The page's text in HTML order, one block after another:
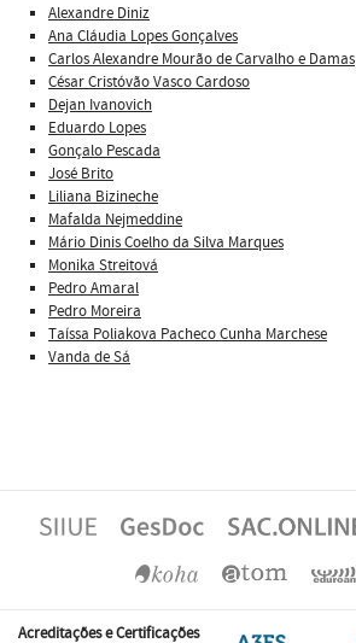
Alexandre Diniz
Ana Cláudia Lopes Gonçalves
Carlos Alexandre Mourão de Carvalho e Damas
César Cristóvão Vasco Cardoso
Dejan Ivanovich
Eduardo Lopes
Gonçalo Pescada
José Brito
Liliana Bizineche
Mafalda Nejmeddine
Mário Dinis Coelho da Silva Marques
Monika Streitová
Pedro Amaral
Pedro Moreira
Taíssa Poliakova Pacheco Cunha Marchese
Vanda de Sá
Acreditações e Certificações